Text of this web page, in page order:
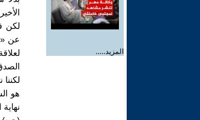
المزيد.....
لكن
عن
هو